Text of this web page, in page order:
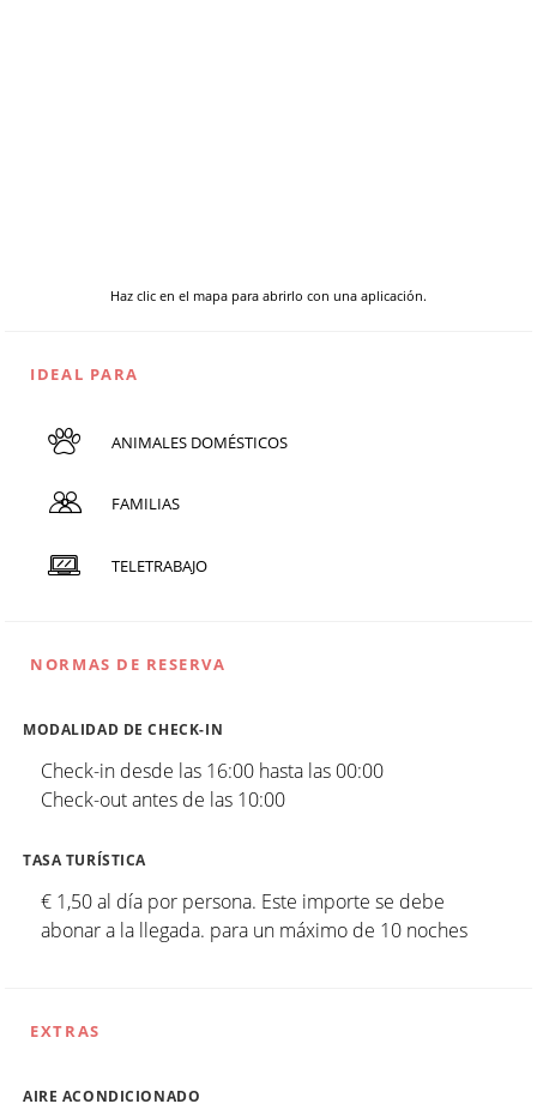
Haz clic en el mapa para abrirlo con una aplicación.
IDEAL PARA
ANIMALES DOMÉSTICOS
FAMILIAS
TELETRABAJO
NORMAS DE RESERVA
MODALIDAD DE CHECK-IN
Check-in desde las 16:00 hasta las 00:00
Check-out antes de las 10:00
TASA TURÍSTICA
€ 1,50 al día por persona. Este importe se debe
abonar a la llegada. para un máximo de 10 noches
EXTRAS
AIRE ACONDICIONADO